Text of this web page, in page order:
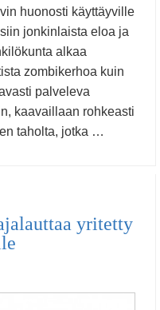
huonosti käyttäyville
jonkinlaista eloa ja
alkaa
zombikerhoa kuin
palveleva
kaavaillaan rohkeasti
taholta, jotka …
yritetty